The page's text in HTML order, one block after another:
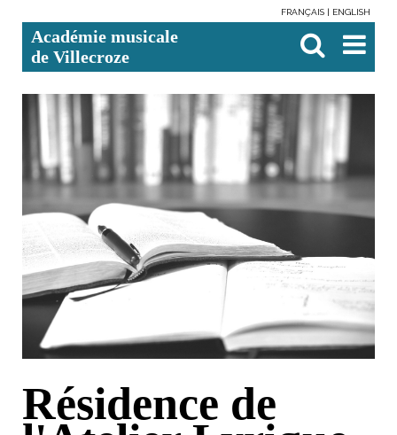
contenu.
Aller
à
navigation
personnels
FRANÇAIS ENGLISH
Académie musicale
de Villecroze

avancée…
Résidence de